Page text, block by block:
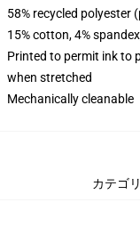
58% recycled polyester
15% cotton, 4%
Printed to permit ink to
when stretched
Mechanically cleanable
カテゴ